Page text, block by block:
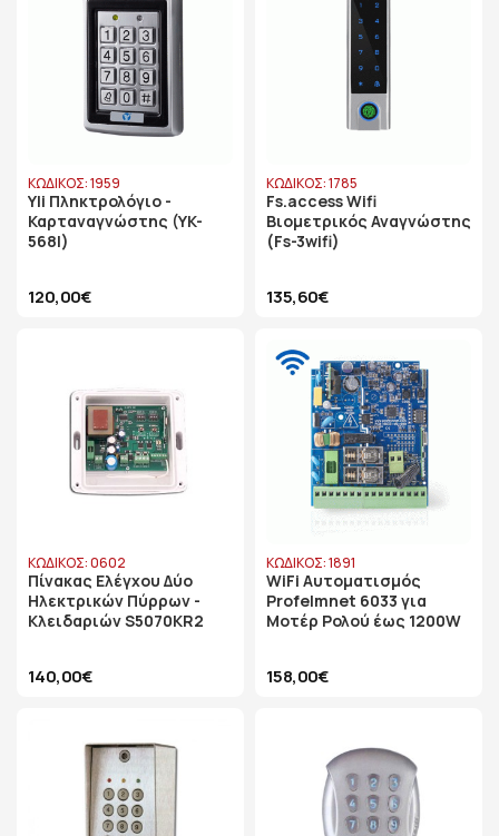
ΚΩΔΙΚΟΣ: 1959
Yli Πληκτρολόγιο -
Καρταναγνώστης (YK-
568l)
120,00€
ΚΩΔΙΚΟΣ: 1785
Fs.access Wifi
Βιομετρικός Αναγνώστης
(Fs-3wifi)
135,60€
ΚΩΔΙΚΟΣ: 0602
Πίνακας Ελέγχου Δύο
Ηλεκτρικών Πύρρων -
Κλειδαριών S5070KR2
140,00€
ΚΩΔΙΚΟΣ: 1891
WiFi Αυτοματισμός
Profelmnet 6033 για
Μοτέρ Ρολού έως 1200W
158,00€